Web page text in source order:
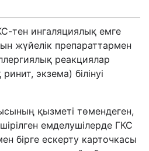
тен ингаляциялық емге
жүйелік препараттармен
реакциялар
экзема) білінуі
қызметі төмендеген,
емделушілерде ГКС
бірге ескерту карточкасы